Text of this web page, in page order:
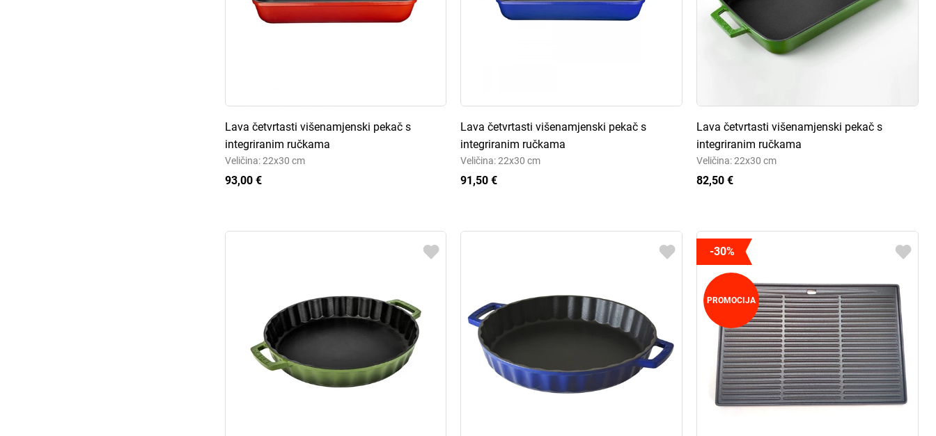
Lava četvrtasti višenamjenski pekač s
integriranim ručkama
Veličina: 22x30 cm
93,00 €
Lava četvrtasti višenamjenski pekač s
integriranim ručkama
Veličina: 22x30 cm
91,50 €
Lava četvrtasti višenamjenski pekač s
integriranim ručkama
Veličina: 22x30 cm
82,50 €
-30%
PROMOCIJA